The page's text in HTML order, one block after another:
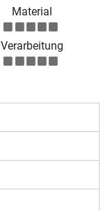
Material
Verarbeitung